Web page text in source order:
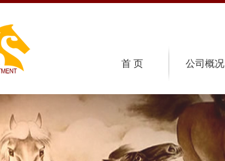
首 页 公司概况